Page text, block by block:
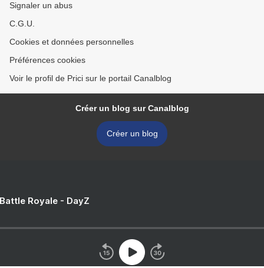
Signaler un abus
C.G.U.
Cookies et données personnelles
Préférences cookies
Voir le profil de Prici sur le portail Canalblog
Créer un blog sur Canalblog
Créer un blog
Royale - DayZ